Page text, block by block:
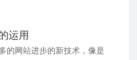
运用
的网站进步的新技术，像是